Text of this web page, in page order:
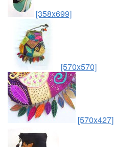
[358x699]
[570x570]
[570x427]